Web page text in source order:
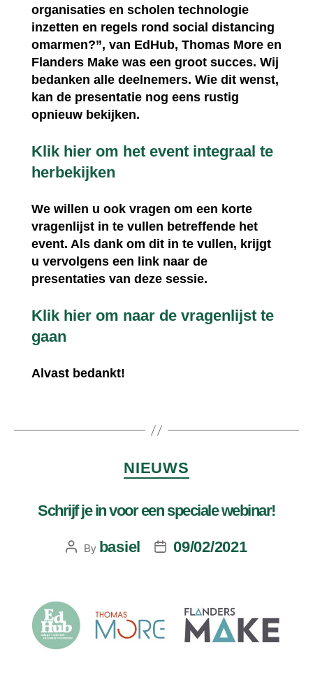
organisaties en scholen technologie
inzetten en regels rond social distancing
omarmen?”, van EdHub, Thomas More en
Flanders Make was een groot succes. Wij
bedanken alle deelnemers. Wie dit wenst,
kan de presentatie nog eens rustig
opnieuw bekijken.
Klik hier om het event integraal te
herbekijken
We willen u ook vragen om een korte
vragenlijst in te vullen betreffende het
event. Als dank om dit in te vullen, krijgt
u vervolgens een link naar de
presentaties van deze sessie.
Klik hier om naar de vragenlijst te
gaan
Alvast bedankt!
NIEUWS
Schrijf je in voor een speciale webinar!
By basiel 09/02/2021